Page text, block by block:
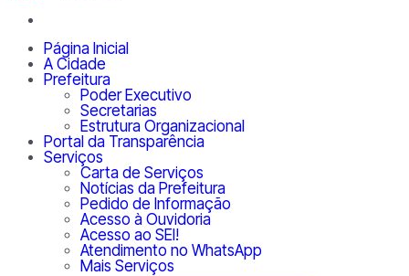
Página Inicial
A Cidade
Prefeitura
Poder Executivo
Secretarias
Estrutura Organizacional
Portal da Transparência
Serviços
Carta de Serviços
Notícias da Prefeitura
Pedido de Informação
Acesso à Ouvidoria
Acesso ao SEI!
Atendimento no WhatsApp
Mais Serviços